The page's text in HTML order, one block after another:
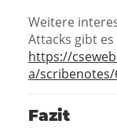
Weitere
Attacks gibt
https://
a/
Fazit